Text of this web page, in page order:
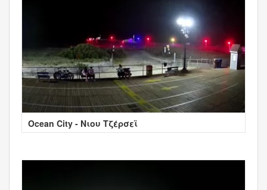
Ocean City - Νιου Τζέρσεϊ